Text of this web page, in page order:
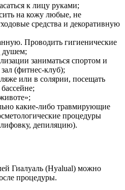
к лицу руками;
на кожу любые, не
средства и декоративную
Проводить гигиенические
душем;
заниматься спортом и
(фитнес-клуб);
или в солярии, посещать
какие-либо травмирующие
процедуры
депиляцию).
Гиалуаль (Hyalual) можно
процедуры.